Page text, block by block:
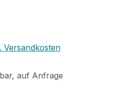
Versandkosten
auf Anfrage